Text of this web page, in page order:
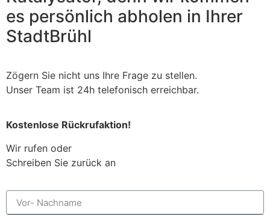
es persönlich abholen in Ihrer
StadtBrühl
Zögern Sie nicht uns Ihre Frage zu stellen.
Unser Team ist 24h telefonisch erreichbar.
Kostenlose Rückrufaktion!
Wir rufen oder
Schreiben Sie zurück an